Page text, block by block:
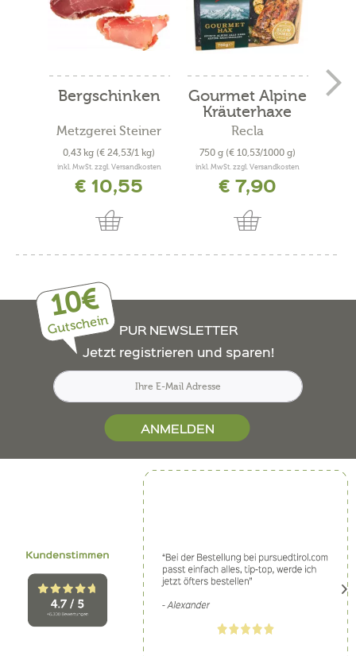
Bergschinken
Metzgerei Steiner
0,43 kg (€ 24,53/1 kg)
inkl. MwSt. zzgl. Versandkosten
€ 10,55
Gourmet Alpine
Kräuterhaxe
Recla
750 g (€ 10,53/1000 g)
inkl. MwSt. zzgl. Versandkosten
€ 7,90
10€
Gutschein
PUR NEWSLETTER
Jetzt registrieren und sparen!
ANMELDEN